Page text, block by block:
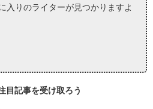
入りのライターが見つかりますよ
目記事を受け取ろう